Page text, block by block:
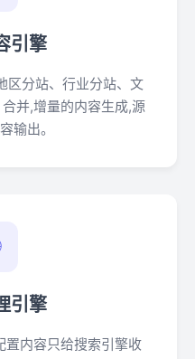
引擎
区分站、行业分站、文
并,增量的内容生成,源
输出。
引擎
置内容只给搜索引擎收